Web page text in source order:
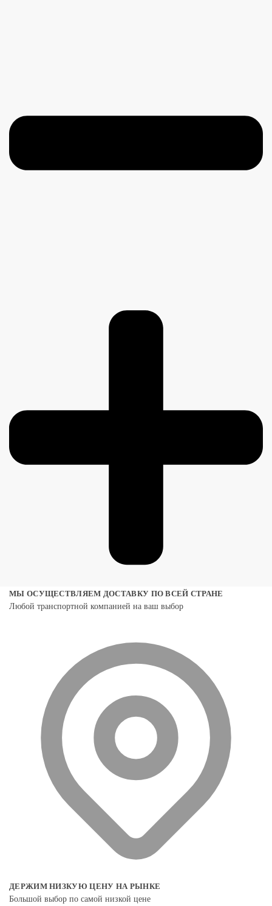
МЫ ОСУЩЕСТВЛЯЕМ ДОСТАВКУ ПО ВСЕЙ СТРАНЕ
Любой транспортной компанией на ваш выбор
ДЕРЖИМ НИЗКУЮ ЦЕНУ НА РЫНКЕ
Большой выбор по самой низкой цене